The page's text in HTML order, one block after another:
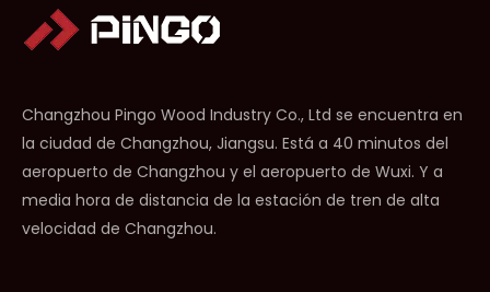
Changzhou Pingo Wood Industry Co., Ltd se encuentra en
la ciudad de Changzhou, Jiangsu. Está a 40 minutos del
aeropuerto de Changzhou y el aeropuerto de Wuxi. Y a
media hora de distancia de la estación de tren de alta
velocidad de Changzhou.